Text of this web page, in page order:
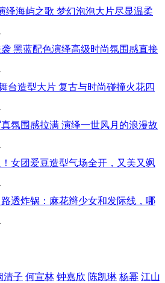
绎海屿之歌 梦幻泡泡大片尽显温柔
黑蓝配色演绎高级时尚氛围感直接
台造型大片 复古与时尚碰撞火花四
氛围感拉满 演绎一世风月的浪漫故
女团爱豆造型气场全开，又美又飒
透炸锅：麻花辫少女和发际线，哪
清子 何宣林 钟嘉欣 陈凯琳 杨幂 江山